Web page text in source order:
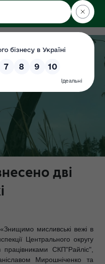
дві
мисливські вежі в
Центрального округу
СКП"Райліс",
Мирошніченко та